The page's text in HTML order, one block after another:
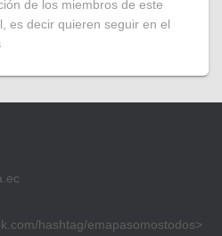
de los miembros de este
es decir quieren seguir en el
hashtag/emapasomostodos>